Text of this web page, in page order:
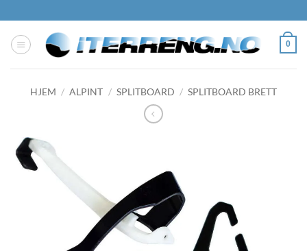
to
content
0
HJEM / ALPINT / SPLITBOARD / SPLITBOARD BRETT